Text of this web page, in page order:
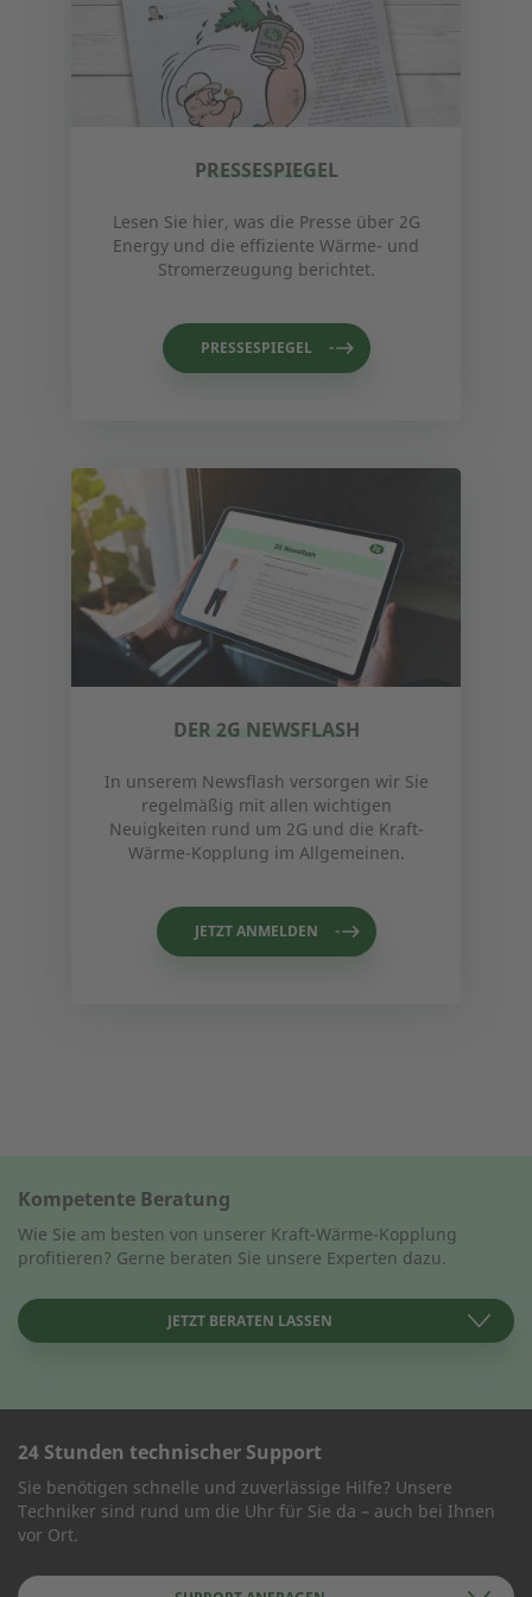
PRESSESPIEGEL
Lesen Sie hier, was die Presse über 2G
Energy und die effiziente Wärme- und
Stromerzeugung berichtet.
PRESSESPIEGEL
DER 2G NEWSFLASH
In unserem Newsflash versorgen wir Sie
regelmäßig mit allen wichtigen
Neuigkeiten rund um 2G und die Kraft-
Wärme-Kopplung im Allgemeinen.
JETZT ANMELDEN
Kompetente Beratung
Wie Sie am besten von unserer Kraft-Wärme-Kopplung
profitieren? Gerne beraten Sie unsere Experten dazu.
JETZT BERATEN LASSEN
KONTAKT AUFNEHMEN
Wie können wir Ihnen helfen?
24 Stunden technischer Support
Sie benötigen schnelle und zuverlässige Hilfe? Unsere
Techniker sind rund um die Uhr für Sie da – auch bei Ihnen
vor Ort.